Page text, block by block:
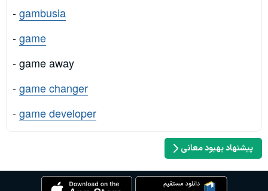
-gambusia
-game
- game away
-game changer
-game developer
پیشنهاد بهبود معانی